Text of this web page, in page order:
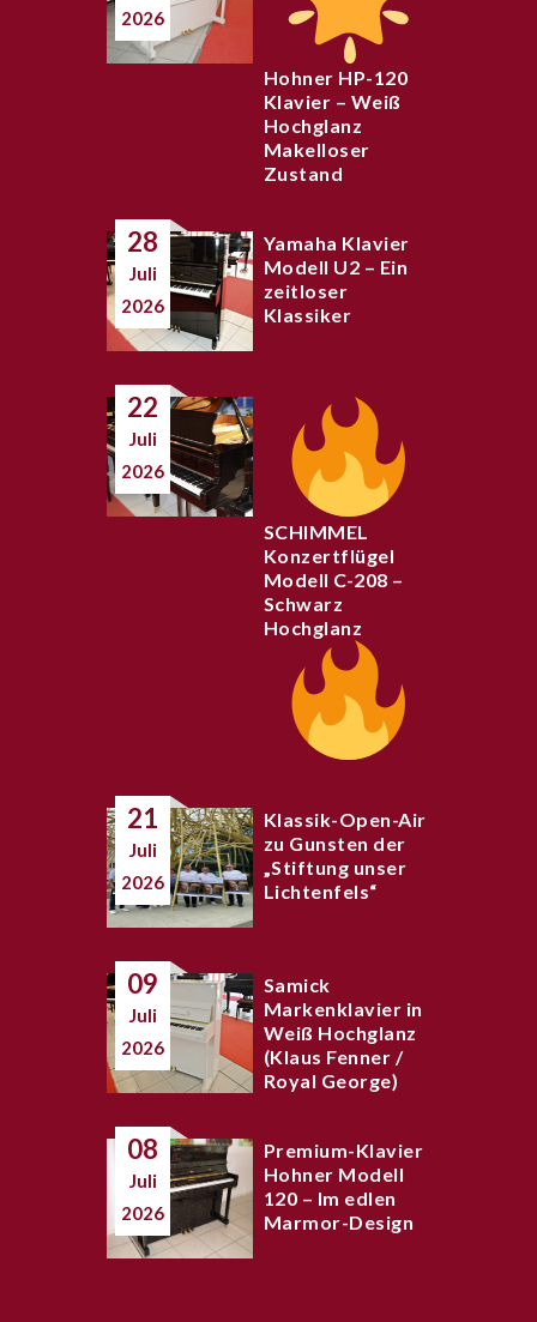
2026
Hohner HP-120
Klavier – Weiß
Hochglanz
Makelloser
Zustand
28
Juli
2026
Yamaha Klavier
Modell U2 – Ein
zeitloser
Klassiker
22
Juli
2026
SCHIMMEL
Konzertflügel
Modell C-208 –
Schwarz
Hochglanz
21
Juli
2026
Klassik-Open-Air
zu Gunsten der
„Stiftung unser
Lichtenfels“
09
Juli
2026
Samick
Markenklavier in
Weiß Hochglanz
(Klaus Fenner /
Royal George)
08
Juli
2026
Premium-Klavier
Hohner Modell
120 – Im edlen
Marmor-Design